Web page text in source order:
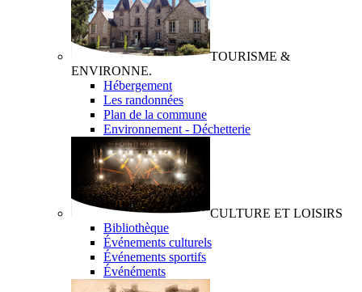
TOURISME &
ENVIRONNE.
Hébergement
Les randonnées
Plan de la commune
Environnement - Déchetterie
CULTURE ET LOISIRS
Bibliothèque
Événements culturels
Événements sportifs
Événéments